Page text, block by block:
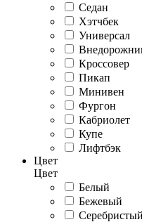
Седан
Хэтчбек
Универсал
Кроссовер
Пикап
Минивен
Фургон
Кабриолет
Купе
Лифтбэк
Цвет
Цвет
Белый
Бежевый
Серебристый